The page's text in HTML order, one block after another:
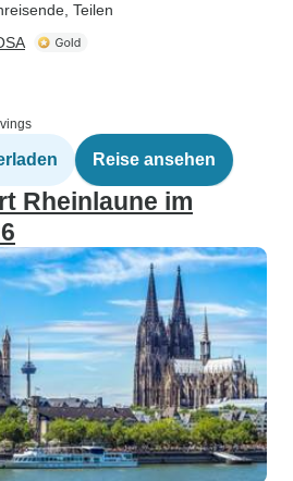
Teilen
Reise ansehen
Rheinlaune im